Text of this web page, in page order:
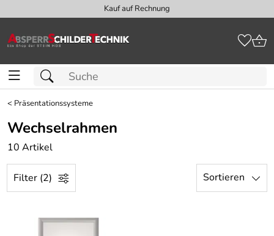
Kauf auf Rechnung
< Präsentationssysteme
Wechselrahmen
10 Artikel
Filter (2) Sortieren